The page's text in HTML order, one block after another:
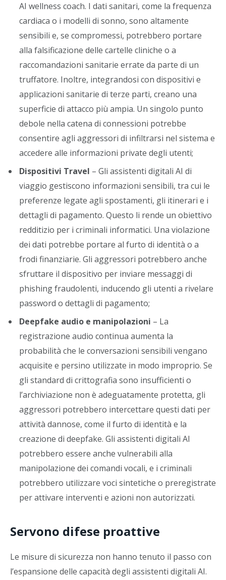
AI wellness coach. I dati sanitari, come la frequenza
cardiaca o i modelli di sonno, sono altamente
sensibili e, se compromessi, potrebbero portare
alla falsificazione delle cartelle cliniche o a
raccomandazioni sanitarie errate da parte di un
truffatore. Inoltre, integrandosi con dispositivi e
applicazioni sanitarie di terze parti, creano una
superficie di attacco più ampia. Un singolo punto
debole nella catena di connessioni potrebbe
consentire agli aggressori di infiltrarsi nel sistema e
accedere alle informazioni private degli utenti;
Dispositivi Travel – Gli assistenti digitali AI di
viaggio gestiscono informazioni sensibili, tra cui le
preferenze legate agli spostamenti, gli itinerari e i
dettagli di pagamento. Questo li rende un obiettivo
redditizio per i criminali informatici. Una violazione
dei dati potrebbe portare al furto di identità o a
frodi finanziarie. Gli aggressori potrebbero anche
sfruttare il dispositivo per inviare messaggi di
phishing fraudolenti, inducendo gli utenti a rivelare
password o dettagli di pagamento;
Deepfake audio e manipolazioni – La
registrazione audio continua aumenta la
probabilità che le conversazioni sensibili vengano
acquisite e persino utilizzate in modo improprio. Se
gli standard di crittografia sono insufficienti o
l’archiviazione non è adeguatamente protetta, gli
aggressori potrebbero intercettare questi dati per
attività dannose, come il furto di identità e la
creazione di deepfake. Gli assistenti digitali AI
potrebbero essere anche vulnerabili alla
manipolazione dei comandi vocali, e i criminali
potrebbero utilizzare voci sintetiche o preregistrate
per attivare interventi e azioni non autorizzati.
Servono difese proattive
Le misure di sicurezza non hanno tenuto il passo con
l’espansione delle capacità degli assistenti digitali AI.